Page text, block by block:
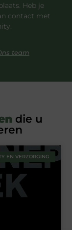
Heb je
contact met
team
die u
EN VERZORGING